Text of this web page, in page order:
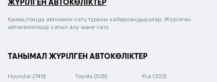
ЖҮРІЛГЕН АВТОКӨЛІКТЕР
Қазақстанда автокөлік сату туралы хабарландырулар. Жүрілген
автокөліктерді сатып алу және сату.
ТАНЫМАЛ ЖҮРІЛГЕН АВТОКӨЛІКТЕР
Hyundai (746) Toyota (505) Kia (323)